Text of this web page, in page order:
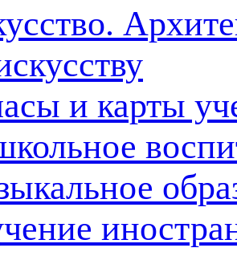
и карты